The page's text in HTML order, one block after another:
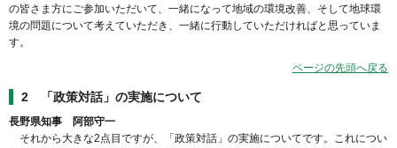
の皆さま方にご参加いただいて、一緒になって地域の環境改善、そして地球環
境の問題について考えていただき、一緒に行動していただければと思っていま
す。
ページの先頭へ戻る
2 「政策対話」の実施について
長野県知事 阿部守一
それから大きな2点目ですが、「政策対話」の実施についてです。これについ